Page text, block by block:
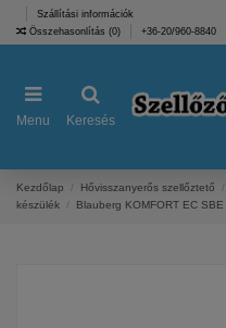
Szállítási információk
Összehasonlítás (0) +36-20/960-8840
Menu Keresés
Kezdőlap Hővisszanyerős szellőztető
készülék
Blauberg KOMFORT EC